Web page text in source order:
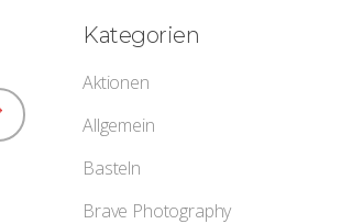
Kategorien
Aktionen
Allgemein
Basteln
Brave Photography